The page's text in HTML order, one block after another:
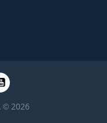
© 2026